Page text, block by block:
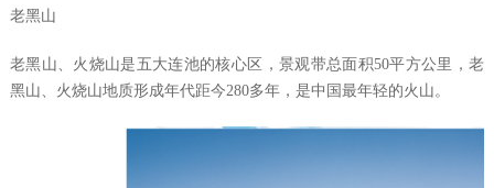
老黑山
老黑山、火烧山是五大连池的核心区，景观带总面积50平方公里，老
黑山、火烧山地质形成年代距今280多年，是中国最年轻的火山。